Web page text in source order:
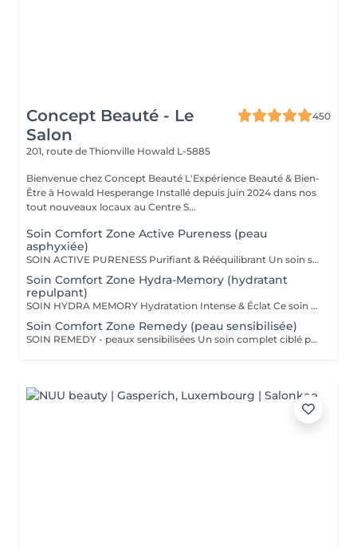
Concept Beauté - Le
Salon
450
201, route de Thionville Howald L-5885
Bienvenue chez Concept Beauté L'Expérience Beauté & Bien-
Être à Howald Hesperange Installé depuis juin 2024 dans nos
tout nouveaux locaux au Centre S...
Soin Comfort Zone Active Pureness (peau
asphyxiée)
SOIN ACTIVE PURENESS Purifiant & Rééquilibrant Un soin spécifique profond qui désincruste et libère la peau de toutes ses impuretés. Grâce à l'action combinée des exfoliants et des extraits naturels purifiants, il aide à désobstruer les pores, réduire l'excès de sébum et retrouver un teint plus net et équilibré. Idéal pour retrouver une peau fraîche et matifiée, tout en douceur. SOINS DU VISAGE COMFORT ZONE Nos soins du visage utilisent les produits de la marque Comfort Zone, une référence en cosmétique professionnelle alliant science, nature et innovation. Formulés avec des ingrédients d'origine naturelle, sans silicones, parabènes ni huiles minérales, ces soins sont conçus pour respecter l'équilibre de la peau tout en offrant des résultats visibles et durables. Chaque soin est un véritable rituel de bien-être et d'efficacité, adapté aux besoins spécifiques de votre peau.
Soin Comfort Zone Hydra-Memory (hydratant
repulpant)
SOIN HYDRA MEMORY Hydratation Intense & Éclat Ce soin booste l'hydratation et recharge la peau en eau grâce à l'acide hyaluronique et aux extraits naturels hydratants. Sa texture fraîche et ultra-sensorielle désaltère immédiatement la peau et lui redonne souplesse, douceur et éclat. Parfait pour les peaux déshydratées ou fatiguées, en quête de confort et de fraîcheur. SOINS DU VISAGE COMFORT ZONE Nos soins du visage utilisent les produits de la marque Comfort Zone, une référence en cosmétique professionnelle alliant science, nature et innovation. Formulés avec des ingrédients d'origine naturelle, sans silicones, parabènes ni huiles minérales, ces soins sont conçus pour respecter l'équilibre de la peau tout en offrant des résultats visibles et durables. Chaque soin est un véritable rituel de bien-être et d'efficacité, adapté aux besoins spécifiques de votre peau.
Soin Comfort Zone Remedy (peau sensibilisée)
SOIN REMEDY - peaux sensibilisées Un soin complet ciblé pour tous les âges et tous les types de peau. Le point commun ? Une peau sensibilisée, fragilisée et inconfortable. Apaiser, calmer et soulager la peau des inflammations, tel est l'objectif de ce soin qui renforce la barrière protectrice de la peau pour lui apporter sérénité et confort. SOINS DU VISAGE COMFORT ZONE Nos soins du visage utilisent les produits de la marque Comfort Zone, une référence en cosmétique professionnelle alliant science, nature et innovation. Formulés avec des ingrédients d'origine naturelle, sans silicones, parabènes ni huiles minérales, ces soins sont conçus pour respecter l'équilibre de la peau tout en offrant des résultats visibles et durables. Chaque soin est un véritable rituel de bien-être et d'efficacité, adapté aux besoins spécifiques de votre peau.